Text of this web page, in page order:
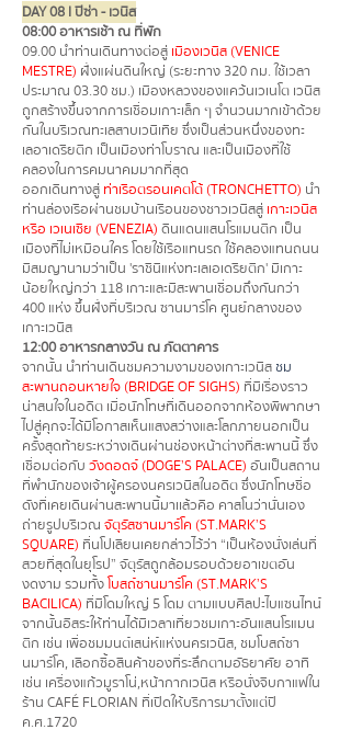
DAY 08 l ปิซ่า - เวนิส
08:00 อาหารเช้า ณ ที่พัก
09.00 นำท่านเดินทางต่อสู่ เมืองเวนิส (VENICE
MESTRE) ฝั่งแผ่นดินใหญ่ (ระยะทาง 320 กม. ใช้เวลา
ประมาณ 03.30 ชม.) เมืองหลวงของแคว้นเวเนโต เวนิส
ถูกสร้างขึ้นจากการเชื่อมเกาะเล็ก ๆ จำนวนมากเข้าด้วย
กันในบริเวณทะเลสาบเวนิเทีย ซึ่งเป็นส่วนหนึ่งของทะ
เลอาเดรียติก เป็นเมืองท่าโบราณ และเป็นเมืองที่ใช้
คลองในการคมนาคมมากที่สุด
ออกเดินทางสู่ ท่าเรือตรอนเคตโต้ (TRONCHETTO) นำ
ท่านล่องเรือผ่านชมบ้านเรือนของชาวเวนิสสู่ เกาะเวนิส
หรือ เวเนเซีย (VENEZIA) ดินแดนแสนโรแมนติก เป็น
เมืองที่ไม่เหมือนใคร โดยใช้เรือแทนรถ ใช้คลองแทนถนน
มีสมญานามว่าเป็น 'ราชินีแห่งทะเลเอเดรียติก' มีเกาะ
น้อยใหญ่กว่า 118 เกาะและมีสะพานเชื่อมถึงกันกว่า
400 แห่ง ขึ้นฝั่งที่บริเวณ ซานมาร์โค ศูนย์กลางของ
เกาะเวนิส
12:00 อาหารกลางวัน ณ ภัตตาคาร
จากนั้น นำท่านเดินชมความงามของเกาะเวนิสชม
สะพานถอนหายใจ (BRIDGE OF SIGHS) ที่มีเรื่องราว
น่าสนใจในอดีต เมื่อนักโทษที่เดินออกจากห้องพิพากษา
ไปสู่คุกจะได้มีโอกาสเห็นแสงสว่างและโลกภายนอกเป็น
ครั้งสุดท้ายระหว่างเดินผ่านช่องหน้าต่างที่สะพานนี้ ซึ่ง
เชื่อมต่อกับ วังดอดจ์ (DOGE’S PALACE) อันเป็นสถาน
ที่พำนักของเจ้าผู้ครองนครเวนิสในอดีต ซึ่งนักโทษชื่อ
ดังที่เคยเดินผ่านสะพานนี้มาเเล้วคือ คาสโนว่านั่นเอง
ถ่ายรูปบริเวณ จัตุรัสซานมาร์โค (ST.MARK’S
SQUARE) ที่นโปเลียนเคยกล่าวไว้ว่า “เป็นห้องนั่งเล่นที่
สวยที่สุดในยุโรป” จัตุรัสถูกล้อมรอบด้วยอาเขตอัน
งดงาม รวมทั้งโบสถ์ซานมาร์โค (ST.MARK’S
BACILICA) ที่มีโดมใหญ่ 5 โดม ตามแบบศิลปะไบแซนไทน์
จากนั้นอิสระให้ท่านได้มีเวลาเที่ยวชมเกาะอันแสนโรแมน
ติก เช่น เพื่อชมมนต์เสน่ห์แห่งนครเวนิส, ชมโบสถ์ซา
นมาร์โค, เลือกซื้อสินค้าของที่ระลึกตามอัธยาศัย อาทิ
เช่น เครื่องแก้วมูราโน่,หน้ากากเวนิส หรือนั่งจิบกาแฟใน
ร้าน CAFÉ FLORIAN ที่เปิดให้บริการมาตั้งแต่ปี
ค.ศ.1720